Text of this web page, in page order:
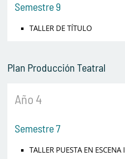
Semestre 9
TALLER DE TÍTULO
Plan Producción Teatral
Año 4
Semestre 7
TALLER PUESTA EN ESCENA I